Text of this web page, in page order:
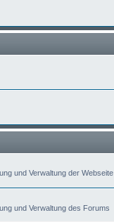
und Verwaltung der Webseite
und Verwaltung des Forums